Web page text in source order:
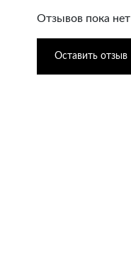
Отзывов пока нет
Оставить отзыв